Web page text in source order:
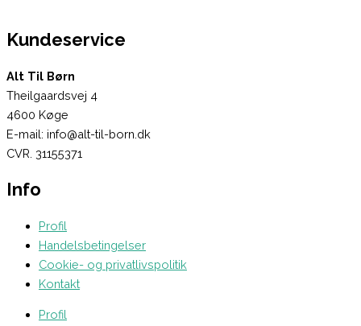
Kundeservice
Alt Til Børn
Theilgaardsvej 4
4600 Køge
E-mail: info@alt-til-born.dk
CVR. 31155371
Info
Profil
Handelsbetingelser
Cookie- og privatlivspolitik
Kontakt
Profil